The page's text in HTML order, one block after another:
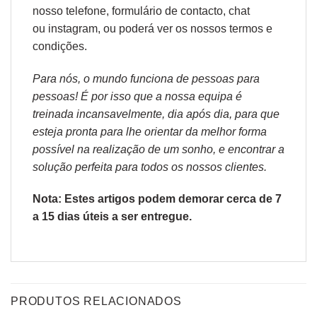
nosso telefone, formulário de contacto, chat
ou instagram, ou poderá ver os nossos termos e
condições.
Para nós, o mundo funciona de pessoas para
pessoas! É por isso que a nossa equipa é
treinada incansavelmente, dia após dia, para que
esteja pronta para lhe orientar da melhor forma
possível na realização de um sonho, e encontrar a
solução perfeita para todos os nossos clientes.
Nota: Estes artigos podem demorar cerca de 7
a 15 dias úteis a ser entregue.
PRODUTOS RELACIONADOS